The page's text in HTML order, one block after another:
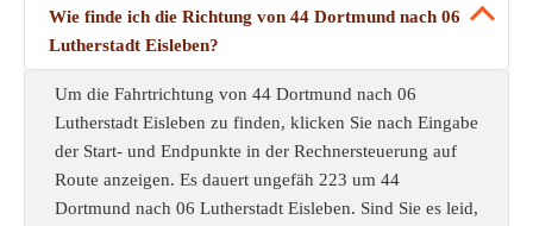
Wie finde ich die Richtung von 44 Dortmund nach 06
Lutherstadt Eisleben?
Um die Fahrtrichtung von 44 Dortmund nach 06
Lutherstadt Eisleben zu finden, klicken Sie nach Eingabe
der Start- und Endpunkte in der Rechnersteuerung auf
Route anzeigen. Es dauert ungefäh 223 um 44
Dortmund nach 06 Lutherstadt Eisleben. Sind Sie es leid,